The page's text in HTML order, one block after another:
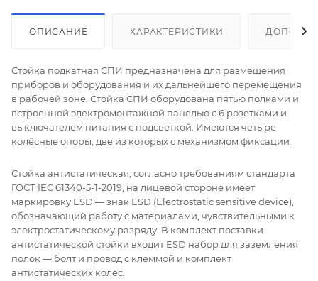
ОПИСАНИЕ ХАРАКТЕРИСТИКИ
Стойка подкатная СПИ предназначена для размещения
приборов и оборудования и их дальнейшего перемещения
в рабочей зоне. Стойка СПИ оборудована пятью полками и
встроенной электромонтажной панелью с 6 розетками и
выключателем питания с подсветкой. Имеются четыре
колёсные опоры, две из которых с механизмом фиксации.
Стойка антистатическая, согласно требованиям стандарта
ГОСТ IEC 61340-5-1-2019, на лицевой стороне имеет
маркировку ESD — знак ESD (Electrostatic sensitive device),
обозначающий работу с материалами, чувствительными к
электростатическому разряду. В комплект поставки
антистатической стойки входит ESD набор для заземления
полок — болт и провод с клеммой и комплект
антистатических колес.